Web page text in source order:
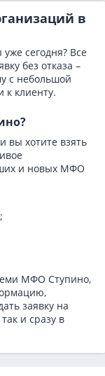
в
сегодня? Все
без отказа –
с небольшой
клиенту.
вы хотите взять
и новых МФО
МФО Ступино,
заявку на
и сразу в